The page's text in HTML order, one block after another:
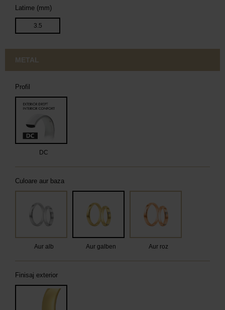
Latime (mm)
3.5
METAL
Profil
DC
Culoare aur baza
Aur alb Aur galben Aur roz
Finisaj exterior